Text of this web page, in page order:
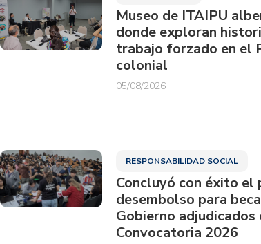
Museo de ITAIPU
donde exploran
trabajo forzado en el
colonial
05/08/2026
RESPONSABILIDAD SOCIAL
Concluyó con éxito el
desembolso para
Gobierno adjudicados
Convocatoria 2026